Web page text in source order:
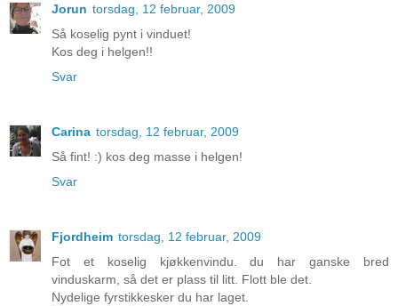
Jorun torsdag, 12 februar, 2009
Så koselig pynt i vinduet!
Kos deg i helgen!!
Svar
Carina torsdag, 12 februar, 2009
Så fint! :) kos deg masse i helgen!
Svar
Fjordheim torsdag, 12 februar, 2009
Fot et koselig kjøkkenvindu. du har ganske bred
vinduskarm, så det er plass til litt. Flott ble det.
Nydelige fyrstikkesker du har laget.